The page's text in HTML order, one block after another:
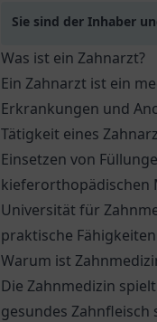
Sie sind der Inhaber
Was ist ein Zahnarzt?
Ein Zahnarzt ist ein
Erkrankungen und
Tätigkeit eines
Einsetzen von
kieferorthopädischen
Universität für
praktische
Warum ist
Die Zahnmedizin
gesundes